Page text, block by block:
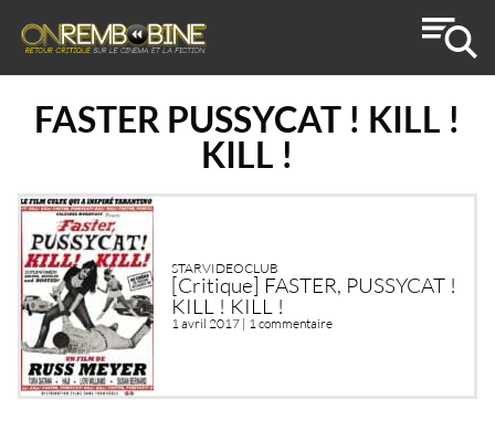
FASTER PUSSYCAT ! KILL !
KILL !
STARVIDEOCLUB
[Critique] FASTER, PUSSYCAT !
KILL ! KILL !
1 avril 2017 | 1 commentaire